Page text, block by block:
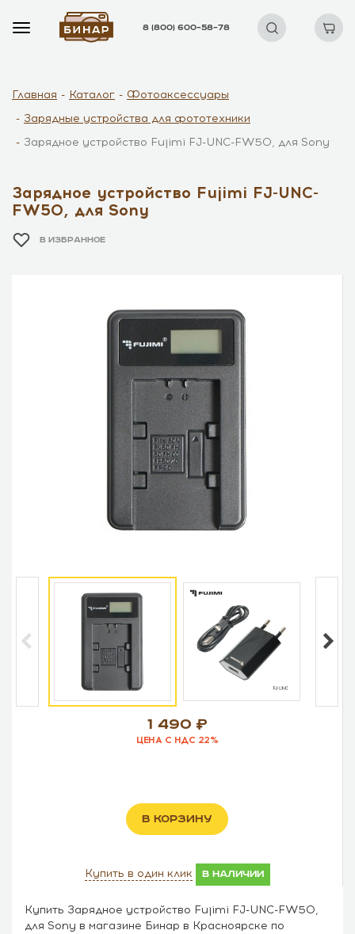
8 (800) 600–58–78
Главная Каталог
Фотоаксессуары
Зарядные устройства для фототехники
Зарядное устройство Fujimi FJ-UNC-FW50, для Sony
Зарядное устройство Fujimi FJ-UNC-
FW50, для Sony
В ИЗБРАННОЕ
1 490
ЦЕНА С НДС 22%
В КОРЗИНУ
Купить в один клик в наличии
Купить Зарядное устройство Fujimi FJ-UNC-FW50,
для Sony в магазине Бинар в Красноярске по